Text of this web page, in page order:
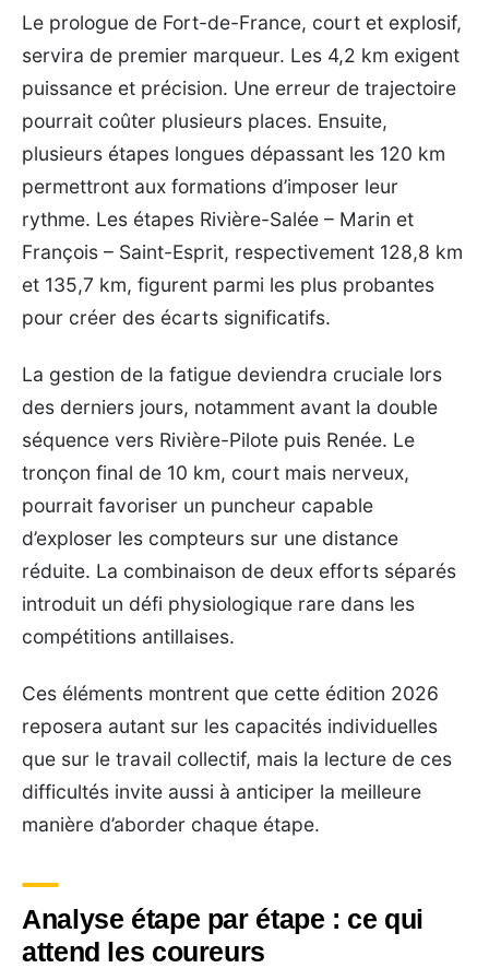
Le prologue de Fort-de-France, court et explosif,
servira de premier marqueur. Les 4,2 km exigent
puissance et précision. Une erreur de trajectoire
pourrait coûter plusieurs places. Ensuite,
plusieurs étapes longues dépassant les 120 km
permettront aux formations d’imposer leur
rythme. Les étapes Rivière-Salée – Marin et
François – Saint-Esprit, respectivement 128,8 km
et 135,7 km, figurent parmi les plus probantes
pour créer des écarts significatifs.
La gestion de la fatigue deviendra cruciale lors
des derniers jours, notamment avant la double
séquence vers Rivière-Pilote puis Renée. Le
tronçon final de 10 km, court mais nerveux,
pourrait favoriser un puncheur capable
d’exploser les compteurs sur une distance
réduite. La combinaison de deux efforts séparés
introduit un défi physiologique rare dans les
compétitions antillaises.
Ces éléments montrent que cette édition 2026
reposera autant sur les capacités individuelles
que sur le travail collectif, mais la lecture de ces
difficultés invite aussi à anticiper la meilleure
manière d’aborder chaque étape.
Analyse étape par étape : ce qui
attend les coureurs